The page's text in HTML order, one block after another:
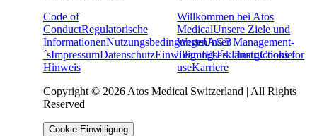
Code of
ConductRegulatorische
InformationenNutzungsbedingungenAGB
´sImpressumDatenschutzEinwilligungserklärungCookie-
Hinweis
Willkommen bei Atos
MedicalUnsere Ziele und
WerteUnser Management-
TeamIFU´s - Instructions for
useKarriere
Copyright © 2026 Atos Medical Switzerland | All Rights
Reserved
Cookie-Einwilligung